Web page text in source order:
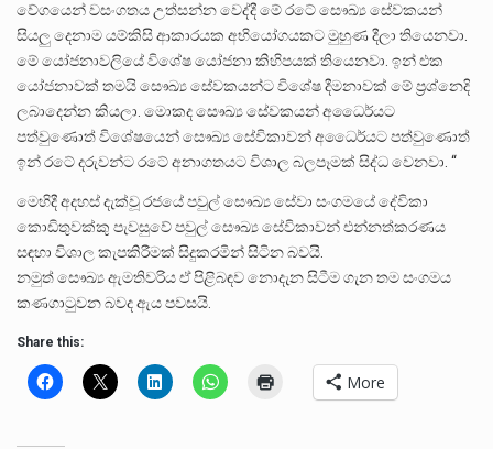
වේගයෙන් වසංගතය උත්සන්න වෙද්දී මේ රටේ සෞඛ්‍ය සේවකයන්
සියලු දෙනාම යම්කිසි ආකාරයක අභියෝගයකට මුහුණ දීලා තියෙනවා.
මේ යෝජනාවලියේ විශේෂ යෝජනා කිහිපයක් තියෙනවා. ඉන් එක
යෝජනාවක් තමයි සෞඛ්‍ය සේවකයන්ට විශේෂ දීමනාවක් මේ ප්‍රශ්නෙදි
ලබාදෙන්න කියලා. මොකද සෞඛ්‍ය සේවකයන් අධෛර්යට
පත්වුණොත් විශේෂයෙන් සෞඛ්‍ය සේවිකාවන් අධෛර්යට පත්වුණොත්
ඉන් රටේ දරුවන්ට රටේ අනාගතයට විශාල බලපෑමක් සිද්ධ වෙනවා. “
මෙහිදී අදහස් දැක්වූ රජයේ පවුල් සෞඛ්‍ය සේවා සංගමයේ දේවිකා
කොඩිතුවක්කු පැවසුවේ පවුල් සෞඛ්‍ය සේවිකාවන් එන්නත්කරණය
සඳහා විශාල කැපකිරීමක් සිදුකරමින් සිටින බවයි.
නමුත් සෞඛ්‍ය ඇමතිවරිය ඒ පිළිබඳව නොදැන සිටීම ගැන තම සංගමය
කණගාටුවන බවද ඇය පවසයි.
Share this:
More